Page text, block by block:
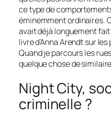
ce type de
éminemment ordinaires.
avait déjà longuement
livre d’Anna Arendt sur
Quand je parcours les
quelque chose de
Night City,
criminelle ?